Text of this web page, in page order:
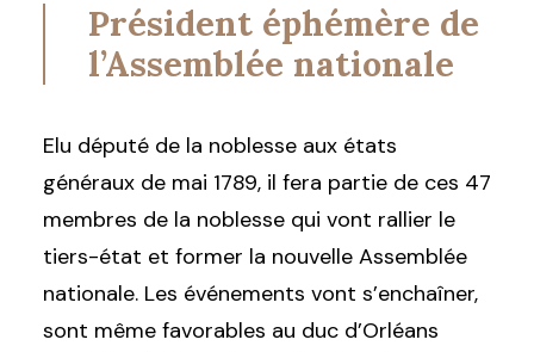
Président éphémère de
l’Assemblée nationale
Elu député de la noblesse aux états
généraux de mai 1789, il fera partie de ces 47
membres de la noblesse qui vont rallier le
tiers-état et former la nouvelle Assemblée
nationale. Les événements vont s’enchaîner,
sont même favorables au duc d’Orléans